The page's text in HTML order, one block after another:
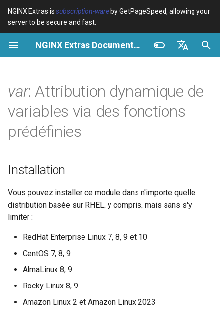
NGINX Extras is subscription-ware by GetPageSpeed, allowing your
server to be secure and fast.
NGINX Extras Documentation
Español
Português (Brasil)
I
n
l
s
a
t
Variables $bot_name
$bot_producer
$browser_version
$device_brand
$device_type
Examples
Troubleshooting
Related
Directives geoip2
geoip2_proxy
Examples
Troubleshooting
Related
acme
ada
auto-ssl
aws-auth
balancer
base-encoding
cache
checkups
consul-event
VPS/Dedicated - FastCGI
Cache
Performance
Sécurité
RHEL/CentOS
NGINX-MOD - NGINX
amélioré avec HTTP/3,
HPACK et vérifications de
Serveur Web Tengine -
Rocky Linux
Modules NGINX pour le
panneau de contrôle Plesk -
Modules NGINX cPanel EA4 -
Transformez ea-nginx en une
puissance de performance et
de sécurité
var: Attribution dynamique de
variables via des fonctions
prédéfinies
Installation
Vous pouvez installer ce module dans n'importe quelle
distribution basée sur RHEL, y compris, mais sans s'y
limiter :
RedHat Enterprise Linux 7, 8, 9 et 10
CentOS 7, 8, 9
AlmaLinux 8, 9
Rocky Linux 8, 9
Amazon Linux 2 et Amazon Linux 2023